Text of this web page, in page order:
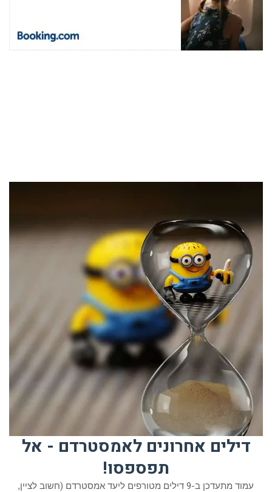
דילים אחרונים לאמסטרדם - אל
תפספסו!
עמוד מתעדכן ב-9 דילים מטורפים ליעד אמסטרדם (חשוב לציין,